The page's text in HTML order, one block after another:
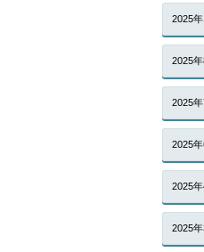
2025年
2025年
2025年
2025年
2025年
2025年